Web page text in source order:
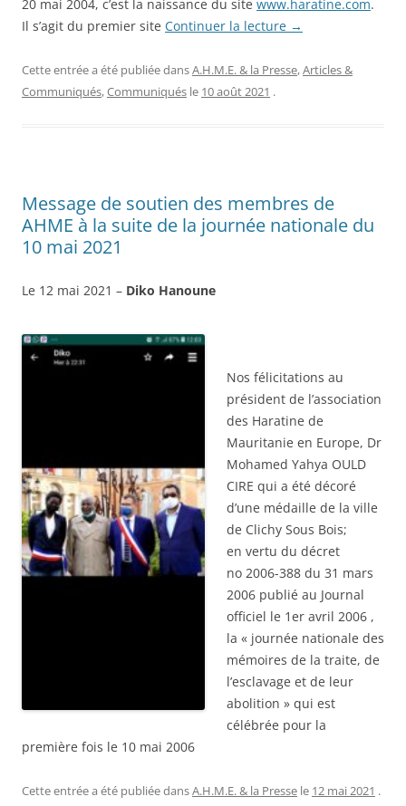
20 mai 2004, c’est la naissance du site www.haratine.com.
Il s’agit du premier site Continuer la lecture →
Cette entrée a été publiée dansA.H.M.E. & la Presse,Articles &
Communiqués,Communiqués le 10 août 2021 .
Message de soutien des membres de
AHME à la suite de la journée nationale du
10 mai 2021
Le 12 mai 2021 – Diko Hanoune
Nos félicitations au
président de l’association
des Haratine de
Mauritanie en Europe, Dr
Mohamed Yahya OULD
CIRE qui a été décoré
d’une médaille de la ville
de Clichy Sous Bois;
en vertu du décret
no 2006-388 du 31 mars
2006 publié au Journal
officiel le 1er avril 2006 ,
la « journée nationale des
mémoires de la traite, de
l’esclavage et de leur
abolition » qui est
célébrée pour la
première fois le 10 mai 2006
Cette entrée a été publiée dansA.H.M.E. & la Presse le 12 mai 2021 .